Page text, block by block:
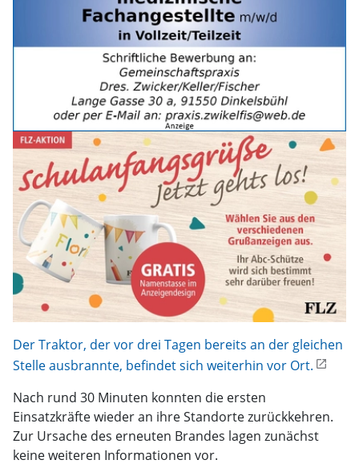
Der Traktor, der vor drei Tagen bereits an der gleichen
Stelle ausbrannte, befindet sich weiterhin vor Ort.
Nach rund 30 Minuten konnten die ersten
Einsatzkräfte wieder an ihre Standorte zurückkehren.
Zur Ursache des erneuten Brandes lagen zunächst
keine weiteren Informationen vor.